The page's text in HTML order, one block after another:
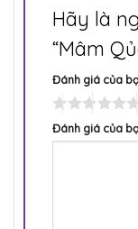
Hãy là
“Mâm
Đánh giá của
Đánh giá của